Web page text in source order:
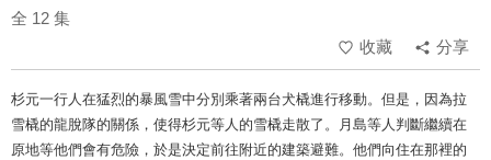
全 12 集
收藏
分享
杉元一行人在猛烈的暴風雪中分別乘著兩台犬橇進行移動。但是，因為拉
雪橇的龍脫隊的關係，使得杉元等人的雪橇走散了。月島等人判斷繼續在
原地等他們會有危險，於是決定前往附近的建築避難。他們向住在那裡的